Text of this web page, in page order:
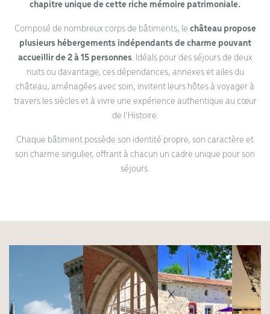
chapitre unique de cette riche mémoire patrimoniale.
Composé de nombreux corps de bâtiments, le château propose
plusieurs hébergements indépendants de charme pouvant
accueillir de 2 à 15 personnes. Idéals pour des séjours de deux
nuits ou davantage, ces dépendances, annexes et ailes du
château, aménagées avec soin, invitent leurs hôtes à voyager à
travers les siècles et à vivre une expérience authentique au cœur
de l’Histoire.
Chaque bâtiment possède son identité propre, son caractère et
son charme singulier, offrant à chacun un cadre unique pour son
séjours.